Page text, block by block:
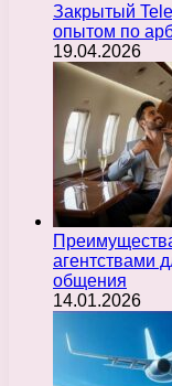
Закрытый
опытом по
19.04.2026
агентствами
общения
14.01.2026